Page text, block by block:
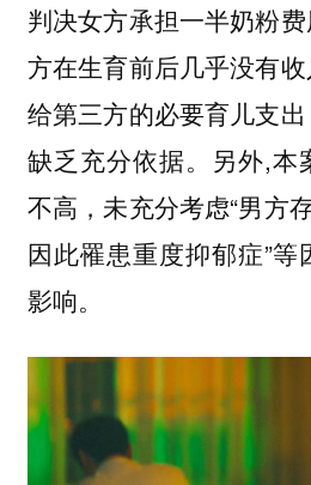
判决女方承担一半奶粉
方在生育前后几乎没有
给第三方的必要育儿支
缺乏充分依据。另外,本
不高，未充分考虑“男方
因此罹患重度抑郁症”
影响。